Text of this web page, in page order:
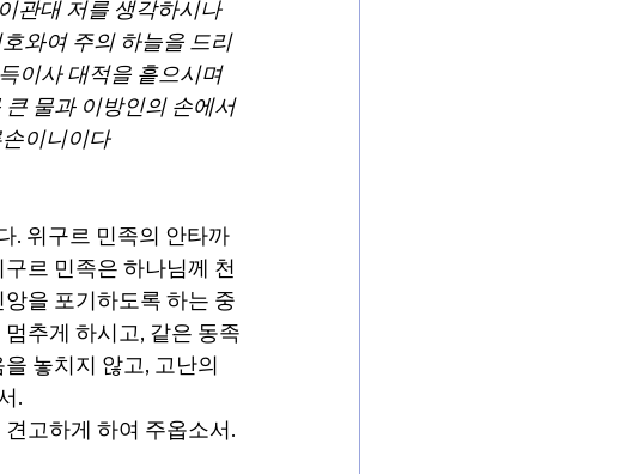
관대 저를 생각하시나
와여 주의 하늘을 드리
이사 대적을 흩으시며
물과 이방인의 손에서
이니이다
. 위구르 민족의 안타까
르 민족은 하나님께 천
을 포기하도록 하는 중
추게 하시고, 같은 동족
놓치지 않고, 고난의
.
고하게 하여 주옵소서.